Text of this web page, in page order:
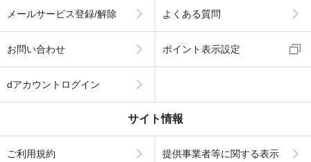
メールサービス登録/解除 よくある質問
お問い合わせ ポイント表示設定
dアカウントログイン
サイト情報
ご利用規約 提供事業者等に関する表示